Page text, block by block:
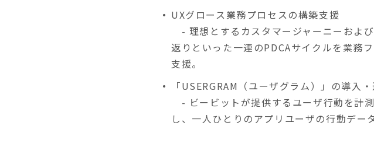
UXグロース業務プロセスの構築支援
- 理想とするカスタマージャーニーおよ
返りといった一連のPDCAサイクルを業務
支援。
「USERGRAM（ユーザグラム）」の導入
- ビービットが提供するユーザ行動を計
し、一人ひとりのアプリユーザの行動デー